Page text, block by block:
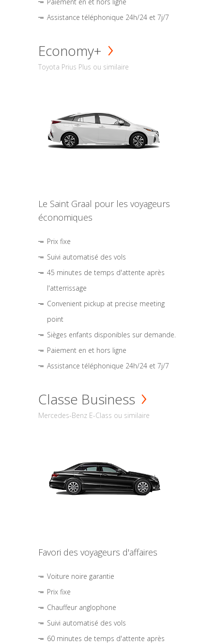
Assistance téléphonique 24h/24 et 7j/7
Economy+
Toyota Prius Plus ou similaire
Le Saint Graal pour les voyageurs
économiques
Prix fixe
Suivi automatisé des vols
45 minutes de temps d'attente après
l'atterrissage
Convenient pickup at precise meeting
point
Sièges enfants disponibles sur demande.
Paiement en et hors ligne
Assistance téléphonique 24h/24 et 7j/7
Classe Business
Mercedes-Benz E-Class ou similaire
Favori des voyageurs d'affaires
Voiture noire garantie
Prix fixe
Chauffeur anglophone
Suivi automatisé des vols
60 minutes de temps d'attente après